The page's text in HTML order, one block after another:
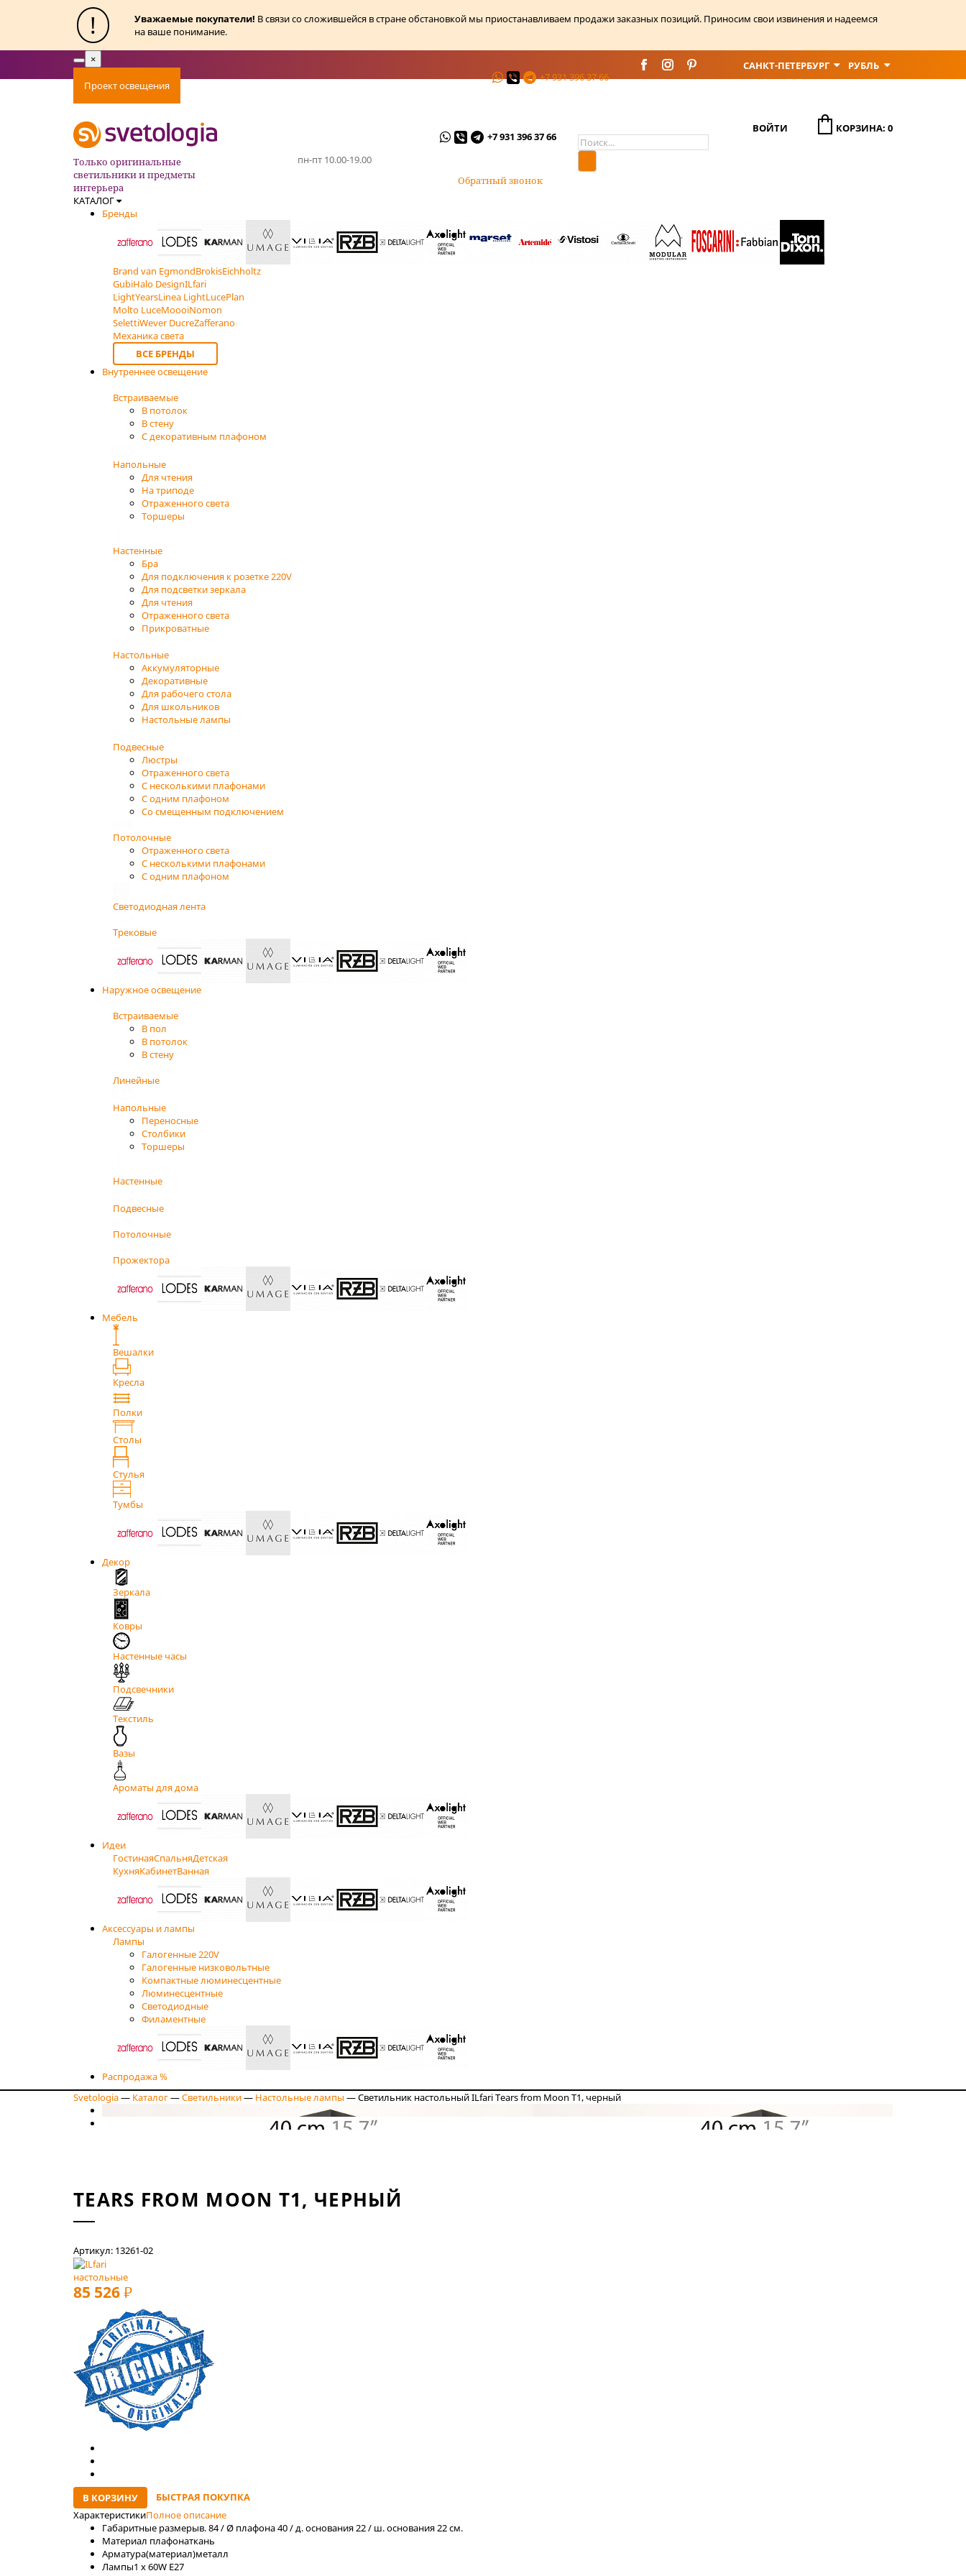
! Уважаемые покупатели! В связи со сложившейся в стране обстановкой мы приостанавливаем продажи заказных позиций. Приносим свои извинения и надеемся
на ваше понимание.
Toggle
×
Проект освещения
+7 931 396 37 66
САНКТ-ПЕТЕРБУРГ РУБЛЬ
Только оригинальные
светильники и предметы
интерьера
пн-пт 10.00-19.00
+7 931 396 37 66
Обратный звонок
ВОЙТИ КОРЗИНА: 0
КАТАЛОГ
Бренды
Brand van EgmondBrokisEichholtz
GubiHalo DesignILfari
LightYearsLinea LightLucePlan
Molto LuceMoooiNomon
SelettiWever DucreZafferano
Механика света
ВСЕ БРЕНДЫ
Внутреннее освещение
Встраиваемые
В потолок
В стену
С декоративным плафоном
Напольные
Для чтения
На триподе
Отраженного света
Торшеры
Настенные
Бра
Для подключения к розетке 220V
Для подсветки зеркала
Для чтения
Отраженного света
Прикроватные
Настольные
Аккумуляторные
Декоративные
Для рабочего стола
Для школьников
Настольные лампы
Подвесные
Люстры
Отраженного света
С несколькими плафонами
С одним плафоном
Со смещенным подключением
Потолочные
Отраженного света
С несколькими плафонами
С одним плафоном
Светодиодная лента
Трековые
Наружное освещение
Встраиваемые
В пол
В потолок
В стену
Линейные
Напольные
Переносные
Столбики
Торшеры
Настенные
Подвесные
Потолочные
Прожектора
Мебель
Вешалки
Кресла
Полки
Столы
Стулья
Тумбы
Декор
Зеркала
Ковры
Настенные часы
Подсвечники
Текстиль
Вазы
Ароматы для дома
Идеи
ГостинаяСпальняДетская
КухняКабинетВанная
Аксессуары и лампы
Лампы
Галогенные 220V
Галогенные низковольтные
Компактные люминесцентные
Люминесцентные
Светодиодные
Филаментные
Распродажа %
Svetologia— Каталог—Светильники— Настольные лампы —Светильник настольный ILfari Tears from Moon T1, черный
TEARS FROM MOON T1, ЧЕРНЫЙ
Артикул: 13261-02
настольные
85 526 РУБ
В КОРЗИНУ
БЫСТРАЯ ПОКУПКА
ХарактеристикиПолное описание
Габаритные размерыв. 84 / Ø плафона 40 / д. основания 22 / ш. основания 22 см.
Материал плафонаткань
Арматура(материал)металл
Лaмпы1 x 60W E27